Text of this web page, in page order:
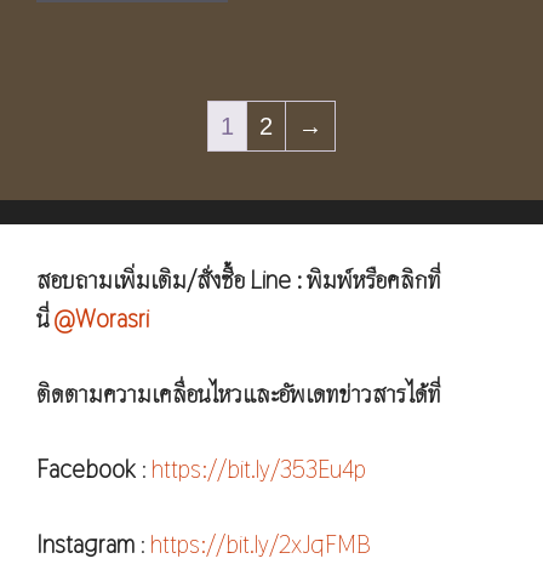
1 2 →
สอบถามเพิ่มเติม/สั่งซื้อ Line : พิมพ์หรือคลิกที่
นี่@Worasri
ติดตามความเคลื่อนไหวและอัพเดทข่าวสารได้ที่
Facebook : https://bit.ly/353Eu4p
Instagram : https://bit.ly/2xJqFMB